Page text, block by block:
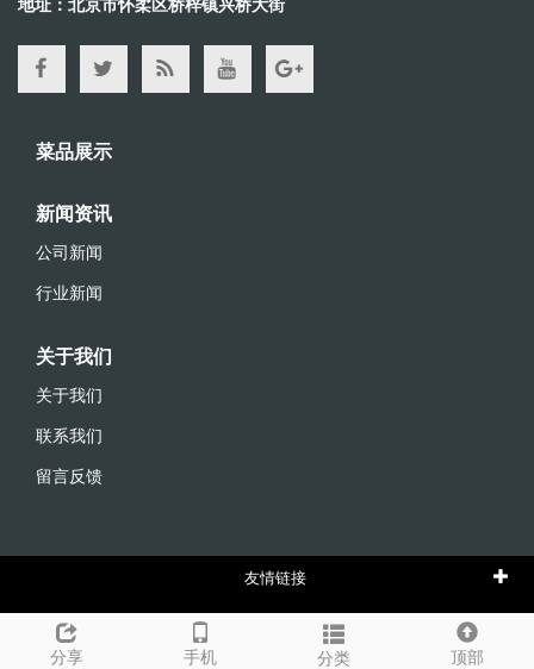
分享 手机 分类 顶部
地址：北京市怀柔区桥梓镇兴桥大街
菜品展示
新闻资讯
公司新闻
行业新闻
关于我们
关于我们
联系我们
留言反馈
友情链接